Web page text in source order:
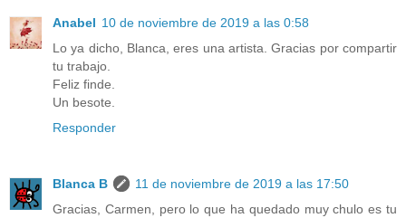
Anabel 10 de noviembre de 2019 a las 0:58
Lo ya dicho, Blanca, eres una artista. Gracias por compartir
tu trabajo.
Feliz finde.
Un besote.
Responder
Blanca B
11 de noviembre de 2019 a las 17:50
Gracias, Carmen, pero lo que ha quedado muy chulo es tu